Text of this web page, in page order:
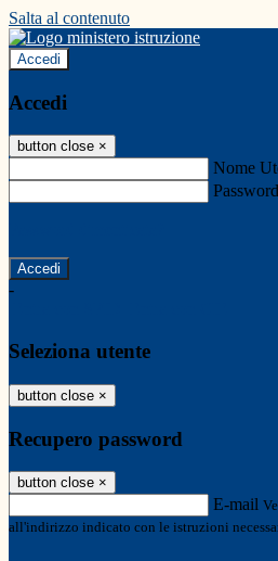
Salta al contenuto
Accedi
Accedi
button close ×
Nome
Password
-
Seleziona utente
button close ×
Recupero password
button close ×
E-mail
all'indirizzo indicato con le istruzioni